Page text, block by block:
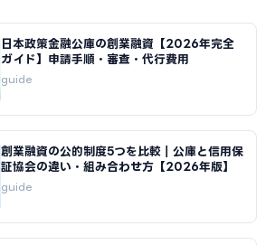
日本政策金融公庫の創業融資【2026年完全
ガイド】申請手順・審査・代行費用
guide
創業融資の公的制度5つを比較｜公庫と信用保
証協会の違い・組み合わせ方【2026年版】
guide